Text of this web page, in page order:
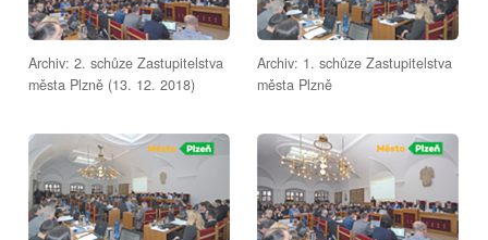
Archiv: 2. schůze Zastupitelstva
města Plzně (13. 12. 2018)
Archiv: 1. schůze Zastupitelstva
města Plzně